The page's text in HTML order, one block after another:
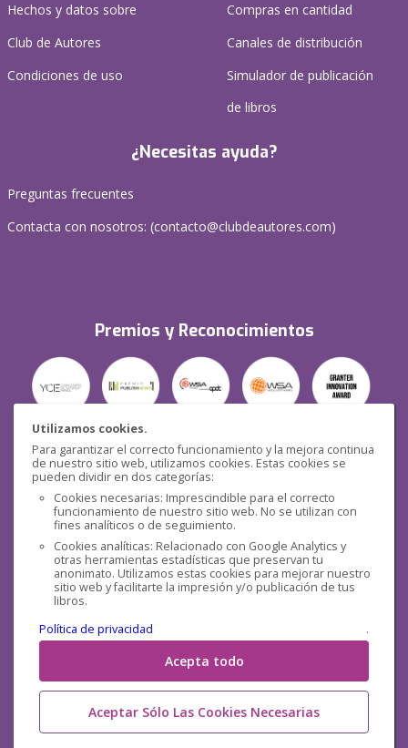
Utilizamos cookies.
Para garantizar el correcto funcionamiento y la mejora continua
de nuestro sitio web, utilizamos cookies. Estas cookies se
pueden dividir en dos categorías:
Cookies necesarias: Imprescindible para el correcto
funcionamiento de nuestro sitio web. No se utilizan con
fines analíticos o de seguimiento.
Cookies analíticas: Relacionado con Google Analytics y
otras herramientas estadísticas que preservan tu
anonimato. Utilizamos estas cookies para mejorar nuestro
sitio web y facilitarte la impresión y/o publicación de tus
libros.
Política de privacidad
.
Acepta todo
Aceptar Sólo Las Cookies Necesarias
Hechos y datos sobre
Club de Autores
Condiciones de uso
Compras en cantidad
Canales de distribución
Simulador de publicación
de libros
¿Necesitas ayuda?
Preguntas frecuentes
Contacta con nosotros: (contacto@clubdeautores.com)
Premios y Reconocimientos
Seguridad
Redes sociales